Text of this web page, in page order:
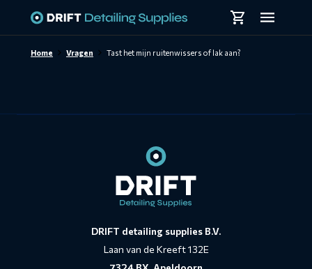
Home Vragen Tast het mijn ruitenwissers of lak aan?
DRIFT detailing supplies B.V.
Laan van de Kreeft 132E